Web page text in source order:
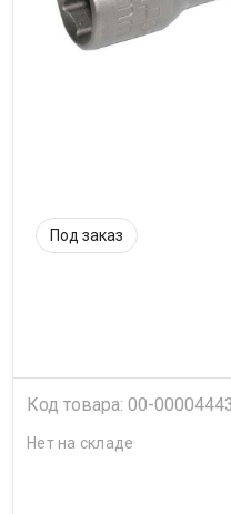
Под заказ
Код товара: 00-00004443
Нет на складе